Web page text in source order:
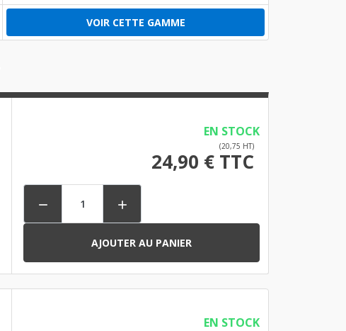
VOIR CETTE GAMME
EN STOCK
(20,75 HT)
24,90 € TTC
 
AJOUTER AU PANIER
EN STOCK